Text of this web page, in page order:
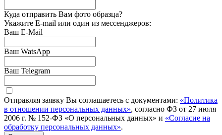
Куда отправить Вам фото образца?
Укажите E-mail или один из мессенджеров:
Ваш E-Mail
Ваш WatsApp
Ваш Telegram
Отправляя заявку Вы соглашаетесь с документами: «Политика
в отношении персональных данных», согласно ФЗ от 27 июля
2006 г. № 152-ФЗ «О персональных данных» и «Согласие на
обработку персональных данных».